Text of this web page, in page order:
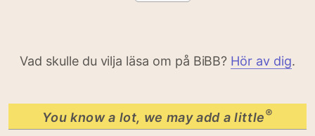
Vad skulle du vilja läsa om på BiBB? Hör av dig.
You know a lot, we may add a little®